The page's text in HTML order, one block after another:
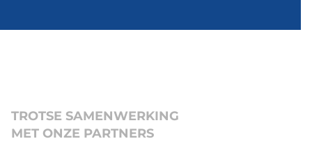
TROTSE SAMENWERKING
MET ONZE PARTNERS